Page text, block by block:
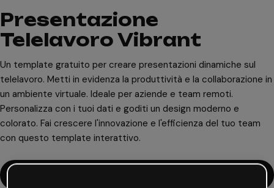
Presentazione
Telelavoro Vibrant
Un template gratuito per creare presentazioni dinamiche sul
telelavoro. Metti in evidenza la produttività e la collaborazione in
un ambiente virtuale. Ideale per aziende e team remoti.
Personalizza con i tuoi dati e goditi un design moderno e
colorato. Fai crescere l'innovazione e l'efficienza del tuo team
con questo template interattivo.